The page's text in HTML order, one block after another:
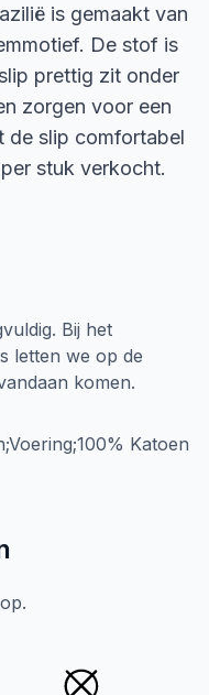
is gemaakt van
De stof is
prettig zit onder
zorgen voor een
de slip comfortabel
stuk verkocht.
Bij het
letten we op de
komen.
Katoen